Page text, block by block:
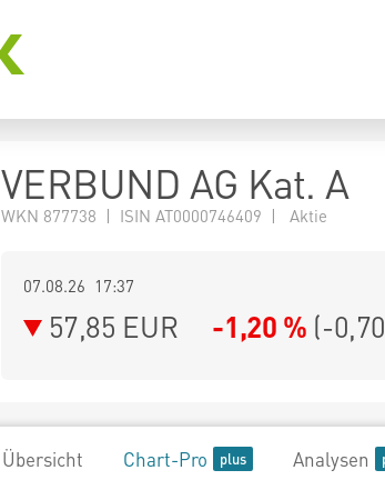
VERBUND AG Kat. A
WKN 877738 | ISIN AT0000746409 | Aktie
07.08.26 17:37
57,85 EUR -1,20 % (-0,70
Übersicht Chart-Pro Analysen